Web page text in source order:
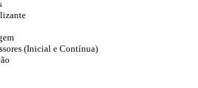
(Inicial e Contínua)